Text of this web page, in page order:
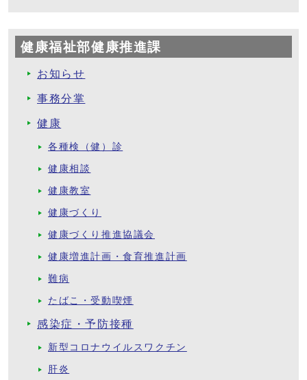
健康福祉部健康推進課
お知らせ
事務分掌
健康
各種検（健）診
健康相談
健康教室
健康づくり
健康づくり推進協議会
健康増進計画・食育推進計画
難病
たばこ・受動喫煙
感染症・予防接種
新型コロナウイルスワクチン
肝炎